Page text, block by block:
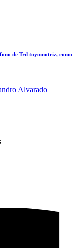
de Trd toyomotriz, como
Alvarado